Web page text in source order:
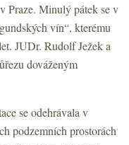
Praze. Minulý pátek se v
vín“, kterému
JUDr. Rudolf Ježek a
dováženým
se odehrávala v
podzemních prostorách